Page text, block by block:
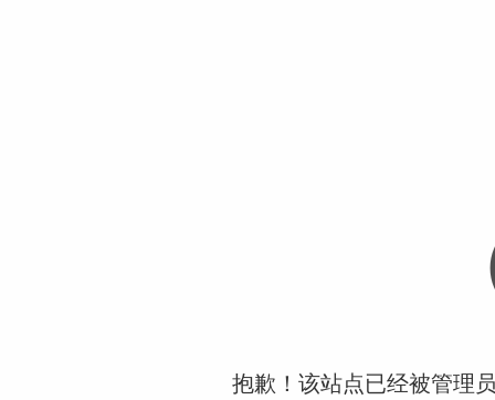
抱歉！该站点已经被管理